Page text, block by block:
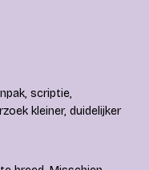
scriptie,
kleiner, duidelijker